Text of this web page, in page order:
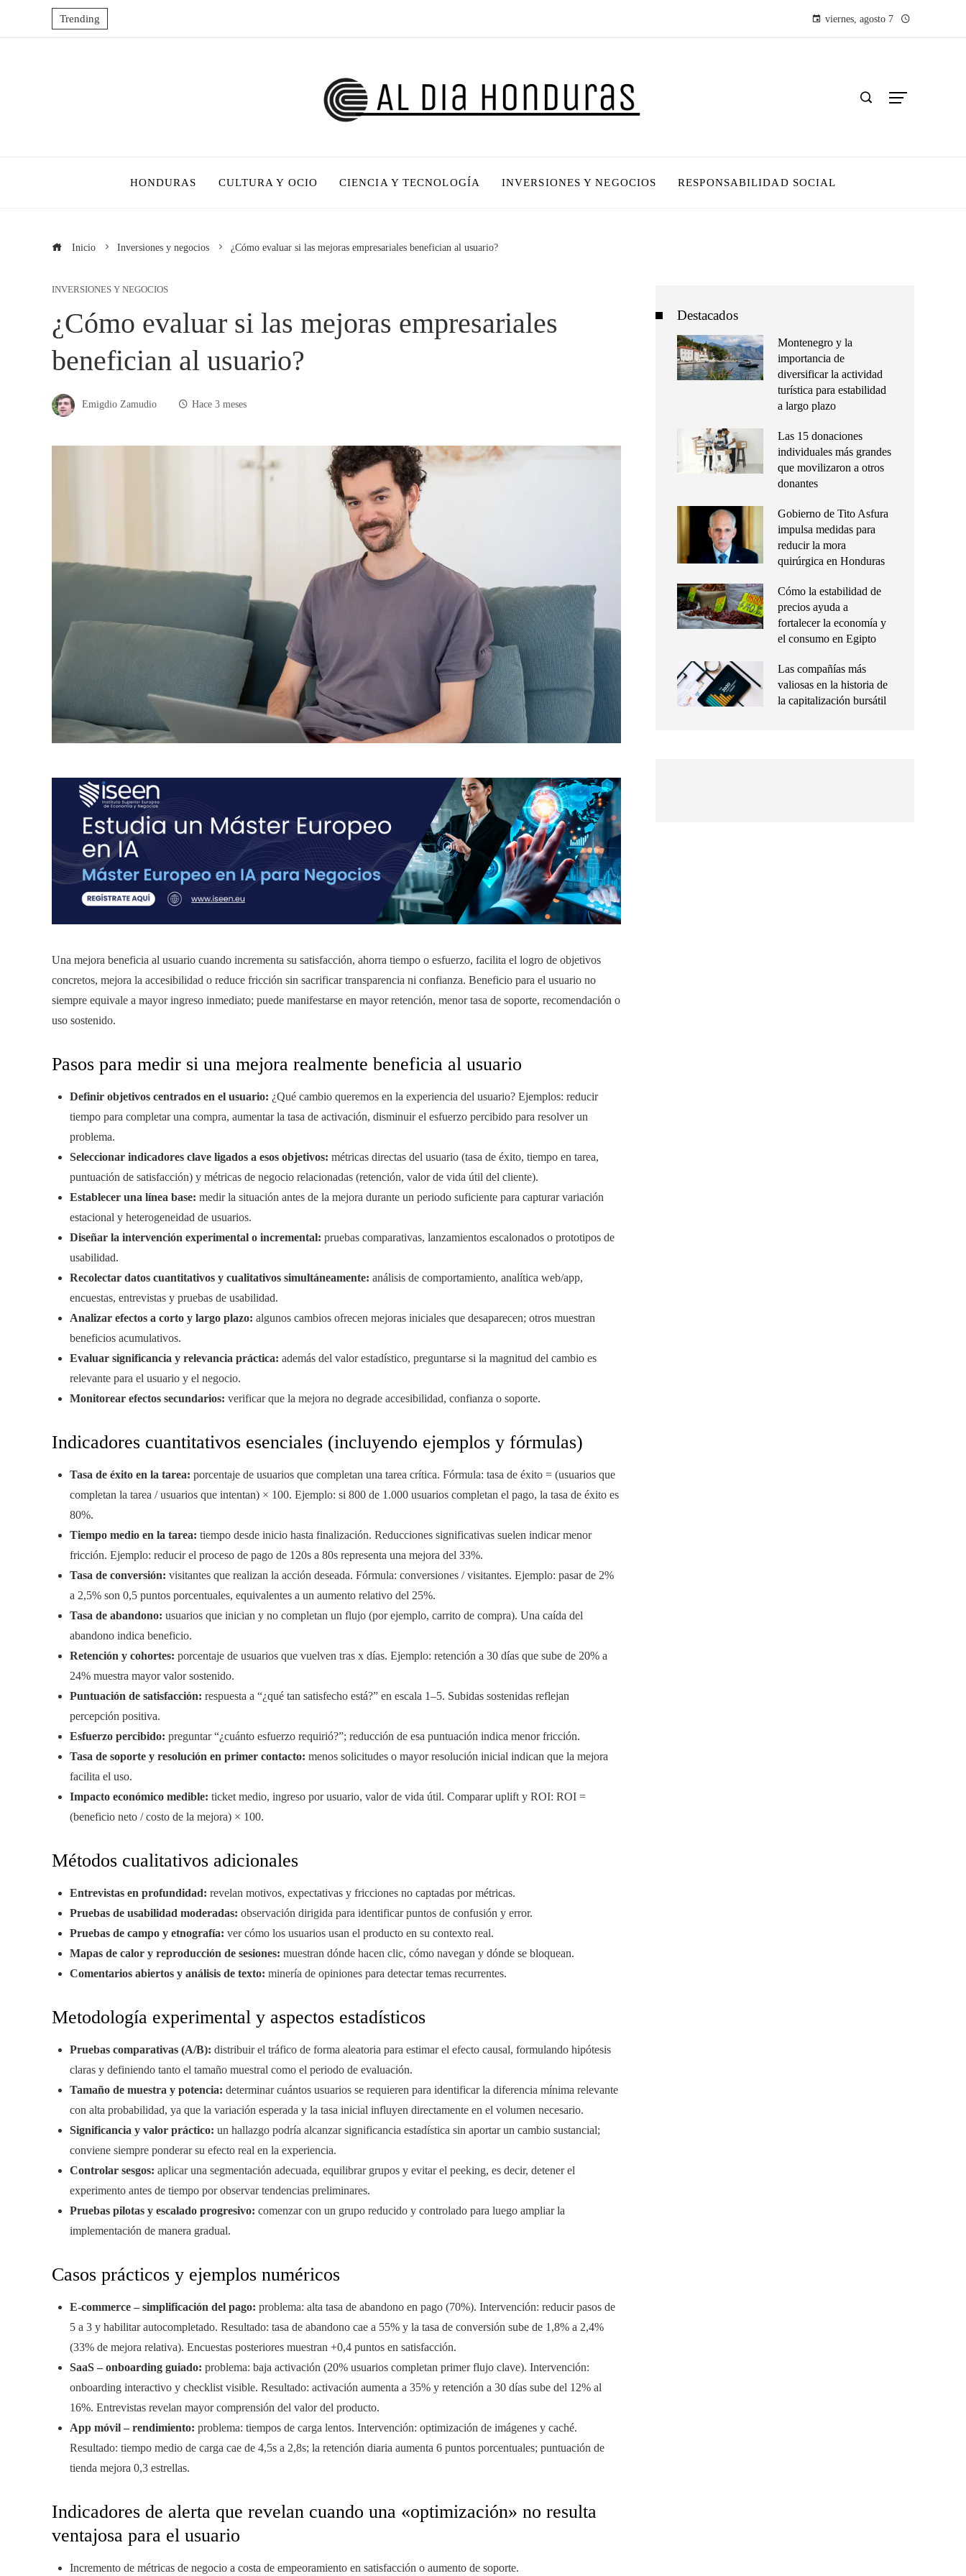
Trending viernes, agosto 7
HONDURAS CULTURA Y OCIO CIENCIA Y TECNOLOGÍA INVERSIONES Y NEGOCIOS RESPONSABILIDAD SOCIAL
Inicio Inversiones y negocios ¿Cómo evaluar si las mejoras empresariales benefician al usuario?
INVERSIONES Y NEGOCIOS
¿Cómo evaluar si las mejoras empresariales
benefician al usuario?
Emigdio Zamudio Hace 3 meses
Una mejora beneficia al usuario cuando incrementa su satisfacción, ahorra tiempo o esfuerzo, facilita el logro de objetivos
concretos, mejora la accesibilidad o reduce fricción sin sacrificar transparencia ni confianza. Beneficio para el usuario no
siempre equivale a mayor ingreso inmediato; puede manifestarse en mayor retención, menor tasa de soporte, recomendación o
uso sostenido.
Pasos para medir si una mejora realmente beneficia al usuario
Definir objetivos centrados en el usuario: ¿Qué cambio queremos en la experiencia del usuario? Ejemplos: reducir
tiempo para completar una compra, aumentar la tasa de activación, disminuir el esfuerzo percibido para resolver un
problema.
Seleccionar indicadores clave ligados a esos objetivos: métricas directas del usuario (tasa de éxito, tiempo en tarea,
puntuación de satisfacción) y métricas de negocio relacionadas (retención, valor de vida útil del cliente).
Establecer una línea base: medir la situación antes de la mejora durante un periodo suficiente para capturar variación
estacional y heterogeneidad de usuarios.
Diseñar la intervención experimental o incremental: pruebas comparativas, lanzamientos escalonados o prototipos de
usabilidad.
Recolectar datos cuantitativos y cualitativos simultáneamente: análisis de comportamiento, analítica web/app,
encuestas, entrevistas y pruebas de usabilidad.
Analizar efectos a corto y largo plazo: algunos cambios ofrecen mejoras iniciales que desaparecen; otros muestran
beneficios acumulativos.
Evaluar significancia y relevancia práctica: además del valor estadístico, preguntarse si la magnitud del cambio es
relevante para el usuario y el negocio.
Monitorear efectos secundarios: verificar que la mejora no degrade accesibilidad, confianza o soporte.
Indicadores cuantitativos esenciales (incluyendo ejemplos y fórmulas)
Tasa de éxito en la tarea: porcentaje de usuarios que completan una tarea crítica. Fórmula: tasa de éxito = (usuarios que
completan la tarea / usuarios que intentan) × 100. Ejemplo: si 800 de 1.000 usuarios completan el pago, la tasa de éxito es
80%.
Tiempo medio en la tarea: tiempo desde inicio hasta finalización. Reducciones significativas suelen indicar menor
fricción. Ejemplo: reducir el proceso de pago de 120s a 80s representa una mejora del 33%.
Tasa de conversión: visitantes que realizan la acción deseada. Fórmula: conversiones / visitantes. Ejemplo: pasar de 2%
a 2,5% son 0,5 puntos porcentuales, equivalentes a un aumento relativo del 25%.
Tasa de abandono: usuarios que inician y no completan un flujo (por ejemplo, carrito de compra). Una caída del
abandono indica beneficio.
Retención y cohortes: porcentaje de usuarios que vuelven tras x días. Ejemplo: retención a 30 días que sube de 20% a
24% muestra mayor valor sostenido.
Puntuación de satisfacción: respuesta a “¿qué tan satisfecho está?” en escala 1–5. Subidas sostenidas reflejan
percepción positiva.
Esfuerzo percibido: preguntar “¿cuánto esfuerzo requirió?”; reducción de esa puntuación indica menor fricción.
Tasa de soporte y resolución en primer contacto: menos solicitudes o mayor resolución inicial indican que la mejora
facilita el uso.
Impacto económico medible: ticket medio, ingreso por usuario, valor de vida útil. Comparar uplift y ROI: ROI =
(beneficio neto / costo de la mejora) × 100.
Métodos cualitativos adicionales
Entrevistas en profundidad: revelan motivos, expectativas y fricciones no captadas por métricas.
Pruebas de usabilidad moderadas: observación dirigida para identificar puntos de confusión y error.
Pruebas de campo y etnografía: ver cómo los usuarios usan el producto en su contexto real.
Mapas de calor y reproducción de sesiones: muestran dónde hacen clic, cómo navegan y dónde se bloquean.
Comentarios abiertos y análisis de texto: minería de opiniones para detectar temas recurrentes.
Metodología experimental y aspectos estadísticos
Pruebas comparativas (A/B): distribuir el tráfico de forma aleatoria para estimar el efecto causal, formulando hipótesis
claras y definiendo tanto el tamaño muestral como el periodo de evaluación.
Tamaño de muestra y potencia: determinar cuántos usuarios se requieren para identificar la diferencia mínima relevante
con alta probabilidad, ya que la variación esperada y la tasa inicial influyen directamente en el volumen necesario.
Significancia y valor práctico: un hallazgo podría alcanzar significancia estadística sin aportar un cambio sustancial;
conviene siempre ponderar su efecto real en la experiencia.
Controlar sesgos: aplicar una segmentación adecuada, equilibrar grupos y evitar el peeking, es decir, detener el
experimento antes de tiempo por observar tendencias preliminares.
Pruebas pilotas y escalado progresivo: comenzar con un grupo reducido y controlado para luego ampliar la
implementación de manera gradual.
Casos prácticos y ejemplos numéricos
E-commerce – simplificación del pago: problema: alta tasa de abandono en pago (70%). Intervención: reducir pasos de
5 a 3 y habilitar autocompletado. Resultado: tasa de abandono cae a 55% y la tasa de conversión sube de 1,8% a 2,4%
(33% de mejora relativa). Encuestas posteriores muestran +0,4 puntos en satisfacción.
SaaS – onboarding guiado: problema: baja activación (20% usuarios completan primer flujo clave). Intervención:
onboarding interactivo y checklist visible. Resultado: activación aumenta a 35% y retención a 30 días sube del 12% al
16%. Entrevistas revelan mayor comprensión del valor del producto.
App móvil – rendimiento: problema: tiempos de carga lentos. Intervención: optimización de imágenes y caché.
Resultado: tiempo medio de carga cae de 4,5s a 2,8s; la retención diaria aumenta 6 puntos porcentuales; puntuación de
tienda mejora 0,3 estrellas.
Indicadores de alerta que revelan cuando una «optimización» no resulta
ventajosa para el usuario
Incremento de métricas de negocio a costa de empeoramiento en satisfacción o aumento de soporte.
Destacados
Montenegro y la
importancia de
diversificar la actividad
turística para estabilidad
a largo plazo
Las 15 donaciones
individuales más grandes
que movilizaron a otros
donantes
Gobierno de Tito Asfura
impulsa medidas para
reducir la mora
quirúrgica en Honduras
Cómo la estabilidad de
precios ayuda a
fortalecer la economía y
el consumo en Egipto
Las compañías más
valiosas en la historia de
la capitalización bursátil